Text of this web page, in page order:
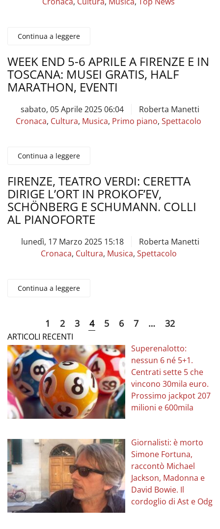
Continua a leggere
WEEK END 5-6 APRILE A FIRENZE E IN
TOSCANA: MUSEI GRATIS, HALF
MARATHON, EVENTI
sabato, 05 Aprile 2025 06:04
Roberta Manetti
Cronaca, Cultura, Musica, Primo piano, Spettacolo
Continua a leggere
FIRENZE, TEATRO VERDI: CERETTA
DIRIGE L’ORT IN PROKOF’EV,
SCHÖNBERG E SCHUMANN. COLLI
AL PIANOFORTE
lunedì, 17 Marzo 2025 15:18
Roberta Manetti
Cronaca, Cultura, Musica, Spettacolo
Continua a leggere
1 2 3 4 5 6 7 … 32
ARTICOLI RECENTI
Superenalotto:
nessun 6 né 5+1.
Centrati sette 5 che
vincono 30mila euro.
Prossimo jackpot 207
milioni e 600mila
Giornalisti: è morto
Simone Fortuna,
raccontò Michael
Jackson, Madonna e
David Bowie. Il
cordoglio di Ast e Odg